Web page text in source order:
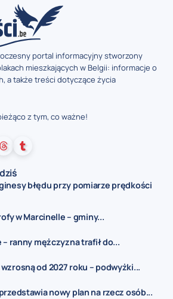
portal informacyjny stworzony
mieszkających w Belgii: informacje o
a także treści dotyczące życia
z tym, co ważne!
błędu przy pomiarze prędkości
w Marcinelle – gminy...
– ranny mężczyzna trafił do...
od 2027 roku – podwyżki...
nowy plan na rzecz osób...